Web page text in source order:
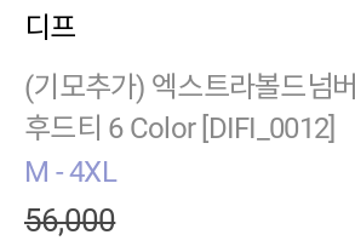
디프
(기모추가) 엑스트라볼드넘버
후드티 6 Color [DIFI_0012]
M - 4XL
56,000